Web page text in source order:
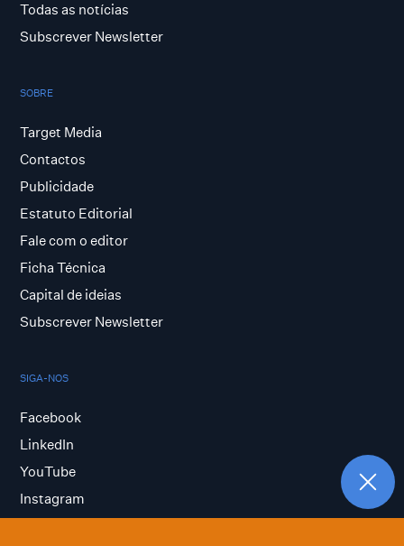
Todas as notícias
Subscrever Newsletter
SOBRE
Target Media
Contactos
Publicidade
Estatuto Editorial
Fale com o editor
Ficha Técnica
Capital de ideias
Subscrever Newsletter
SIGA-NOS
Facebook
LinkedIn
YouTube
Instagram